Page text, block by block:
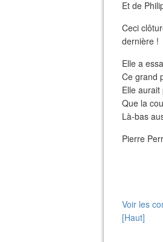
Et de
Ceci
dernière !
Elle a
Ce grand
Elle
Que la
Là-bas
Pierre
Voir les
[Haut]